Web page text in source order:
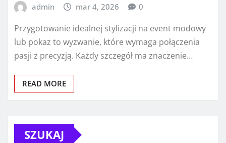
admin mar 4, 2026 0
Przygotowanie idealnej stylizacji na event modowy
lub pokaz to wyzwanie, które wymaga połączenia
pasji z precyzją. Każdy szczegół ma znaczenie…
READ MORE
SZUKAJ